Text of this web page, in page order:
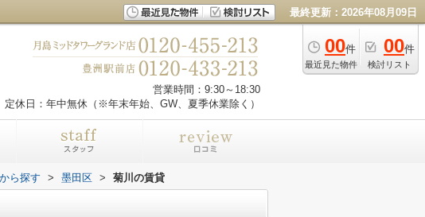
最終更新：2026年08月09日
00件
最近見た物件
00件
検討リスト
営業時間：9:30～18:30
定休日：年中無休（※年末年始、GW、夏季休業除く）
ら探す > 墨田区 > 菊川の賃貸